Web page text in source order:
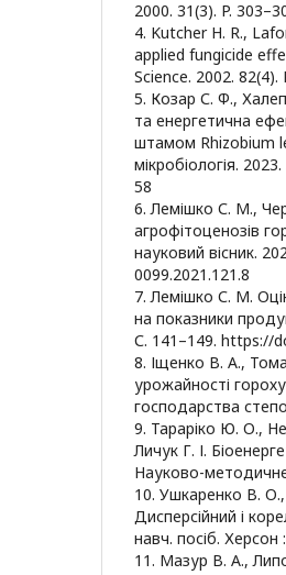
2000. 31(3). P.
4. Kutcher H. R.,
applied fungicide
Science. 2002.
5. Козар С. Ф.,
та енергетична
штамом Rhizobium
мікробіологія.
58
6. Лемішко С. М.,
агрофітоценозів
науковий вісник.
0099.2021.121.8
7. Лемішко С. М.
на показники
С. 141–149. https://
8. Іщенко В. А.,
урожайності
господарства
9. Тараріко Ю. О.,
Личук Г. І.
Науково-
10. Ушкаренко В.
Дисперсійний і
навч. посіб. Херсон
11. Мазур В. А.,